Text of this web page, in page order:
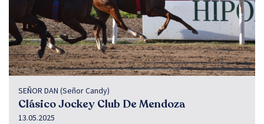
SEÑOR DAN (Señor Candy)
Clásico Jockey Club De Mendoza
13.05.2025